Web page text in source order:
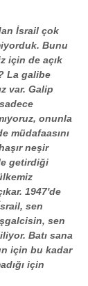
İsrail çok
Bunu
için de açık
La galibe
var. Galip
onunla
müdafaasını
neşir
getirdiği
1947'de
sen
sen
Batı sana
için bu kadar
için